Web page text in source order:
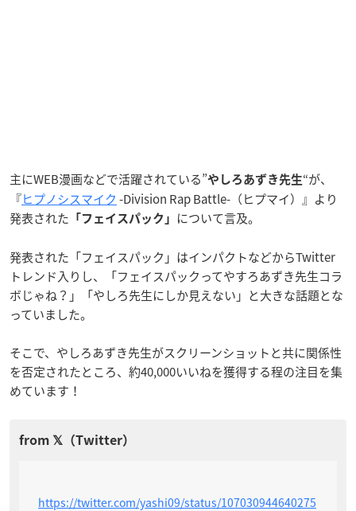
主にWEB漫画などで活躍されている”やしろあずき先生“が、
『ヒプノシスマイク -Division Rap Battle-（ヒプマイ）』より
発表された 「フェイスパック」 について言及。
発表された「フェイスパック」はインパクトなどからTwitter
トレンド入りし、「フェイスパックってやすろあずき先生コラ
ボじゃね？」「やしろ先生にしか見えない」と大きな話題とな
っていました。
そこで、やしろあずき先生がスクリーンショットと共に関係性
を否定されたところ、約40,000いいねを獲得する程の注目を集
めています！
https://twitter.com/yashi09/status/107030944640275